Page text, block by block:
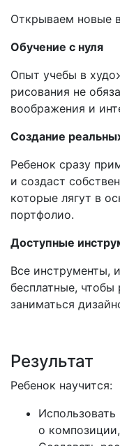
Открываем новые
Обучение с нуля
Опыт учебы в
рисования не
воображения и
Создание
Ребенок сразу
и создаст
которые лягут в
портфолио.
Доступные
Все инструменты,
бесплатные,
заниматься
Результат
Ребенок научится:
Использовать
о